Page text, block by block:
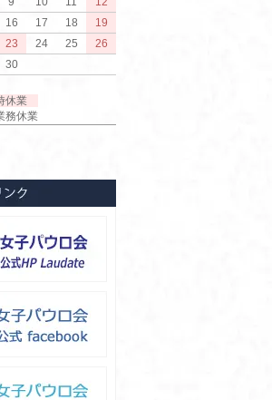
16 17 18
19
23 24 25
26
30
休業
務休業